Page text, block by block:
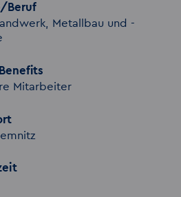
Beruf
Metallbau und -
Mitarbeiter